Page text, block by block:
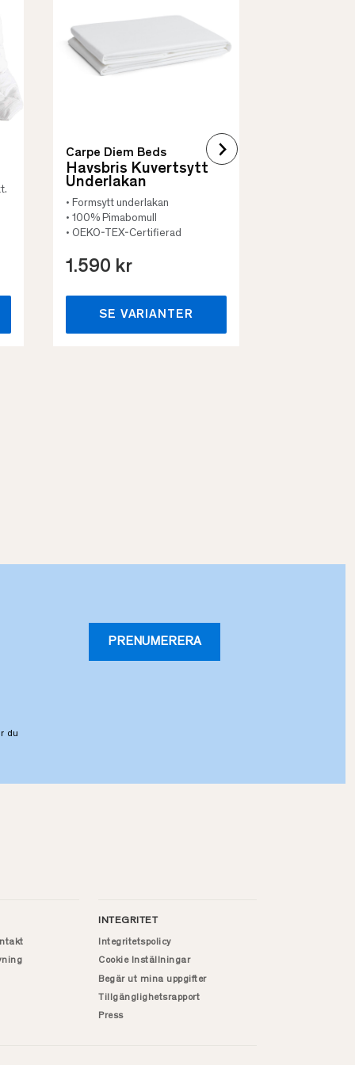
Carpe Diem Beds
Havsbris Kuvertsytt
Underlakan
• Formsytt underlakan
• 100% Pimabomull
• OEKO-TEX-Certifierad
1.590 kr
SE VARIANTER
PRENUMERERA
du
INTEGRITET
Integritetspolicy
Cookie Inställningar
Begär ut mina uppgifter
Tillgänglighetsrapport
Press